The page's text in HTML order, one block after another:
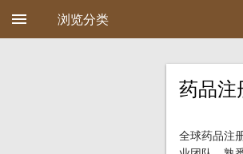
menu 浏览分类
药品注
全球药品注